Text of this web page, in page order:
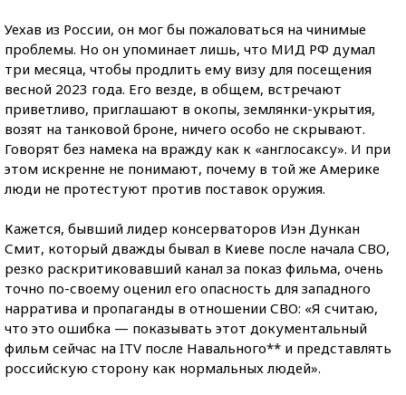
Уехав из России, он мог бы пожаловаться на чинимые
проблемы. Но он упоминает лишь, что МИД РФ думал
три месяца, чтобы продлить ему визу для посещения
весной 2023 года. Его везде, в общем, встречают
приветливо, приглашают в окопы, землянки-укрытия,
возят на танковой броне, ничего особо не скрывают.
Говорят без намека на вражду как к «англосаксу». И при
этом искренне не понимают, почему в той же Америке
люди не протестуют против поставок оружия.
Кажется, бывший лидер консерваторов Иэн Дункан
Смит, который дважды бывал в Киеве после начала СВО,
резко раскритиковавший канал за показ фильма, очень
точно по-своему оценил его опасность для западного
нарратива и пропаганды в отношении СВО: «Я считаю,
что это ошибка — показывать этот документальный
фильм сейчас на ITV после Навального** и представлять
российскую сторону как нормальных людей».